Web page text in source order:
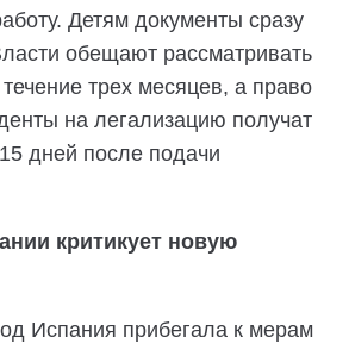
Детям документы сразу
обещают рассматривать
трех месяцев, а право
на легализацию получат
дней после подачи
критикует новую
Испания прибегала к мерам